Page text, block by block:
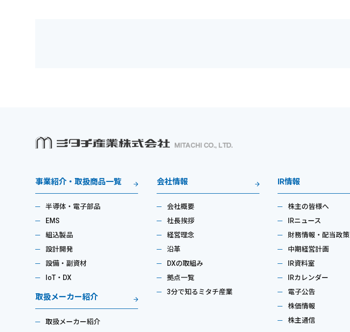
事業紹介・取扱商品一覧
半導体・電子部品
EMS
組込製品
設計開発
設備・副資材
IoT・DX
取扱メーカー紹介
取扱メーカー紹介
会社情報
会社概要
社長挨拶
経営理念
沿革
DXの取組み
拠点一覧
3分で知るミタチ産業
IR情報
株主の皆様へ
IRニュース
財務情報・配当政策
中期経営計画
IR資料室
IRカレンダー
電子公告
株価情報
株主通信